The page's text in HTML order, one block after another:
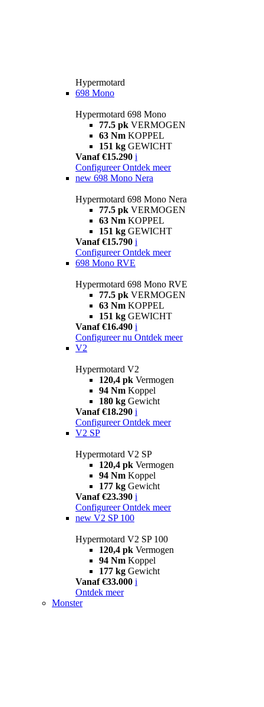
Hypermotard
698 Mono
Hypermotard 698 Mono
77.5 pk VERMOGEN
63 Nm KOPPEL
151 kg GEWICHT
Vanaf €15.290 i
Configureer Ontdek meer
new 698 Mono Nera
Hypermotard 698 Mono Nera
77.5 pk VERMOGEN
63 Nm KOPPEL
151 kg GEWICHT
Vanaf €15.790 i
Configureer Ontdek meer
698 Mono RVE
Hypermotard 698 Mono RVE
77.5 pk VERMOGEN
63 Nm KOPPEL
151 kg GEWICHT
Vanaf €16.490 i
Configureer nu Ontdek meer
V2
Hypermotard V2
120,4 pk Vermogen
94 Nm Koppel
180 kg Gewicht
Vanaf €18.290 i
Configureer Ontdek meer
V2 SP
Hypermotard V2 SP
120,4 pk Vermogen
94 Nm Koppel
177 kg Gewicht
Vanaf €23.390 i
Configureer Ontdek meer
new V2 SP 100
Hypermotard V2 SP 100
120,4 pk Vermogen
94 Nm Koppel
177 kg Gewicht
Vanaf €33.000 i
Ontdek meer
Monster